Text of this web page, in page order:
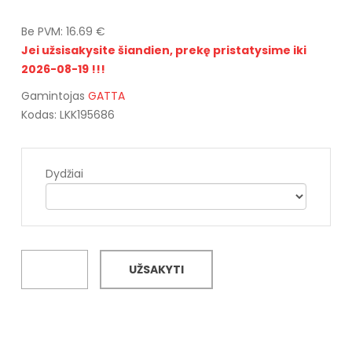
Be PVM: 16.69 €
Jei užsisakysite šiandien, prekę pristatysime iki
2026-08-19 !!!
Gamintojas GATTA
Kodas: LKK195686
Dydžiai
UŽSAKYTI